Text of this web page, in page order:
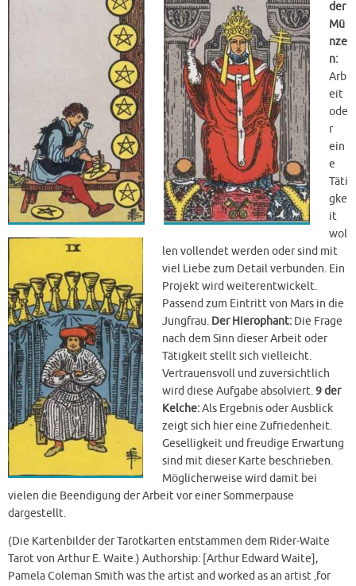
der
Mü
nze
n:
Arb
eit
ode
r
ein
e
Täti
gke
it
wol
len vollendet werden oder sind mit
viel Liebe zum Detail verbunden. Ein
Projekt wird weiterentwickelt.
Passend zum Eintritt von Mars in die
Jungfrau. Der Hierophant: Die Frage
nach dem Sinn dieser Arbeit oder
Tätigkeit stellt sich vielleicht.
Vertrauensvoll und zuversichtlich
wird diese Aufgabe absolviert.9 der
Kelche:Als Ergebnis oder Ausblick
zeigt sich hier eine Zufriedenheit.
Geselligkeit und freudige Erwartung
sind mit dieser Karte beschrieben.
Möglicherweise wird damit bei
vielen die Beendigung der Arbeit vor einer Sommerpause
dargestellt.
(Die Kartenbilder der Tarotkarten entstammen dem Rider-Waite
Tarot von Arthur E. Waite.) Authorship: [Arthur Edward Waite],
Pamela Coleman Smith was the artist and worked as an artist ‚for